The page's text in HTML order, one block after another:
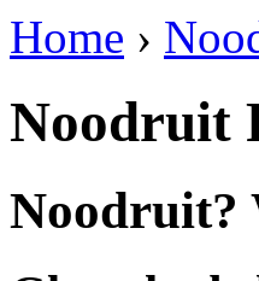
Home ›
Noodruit
Noodruit?